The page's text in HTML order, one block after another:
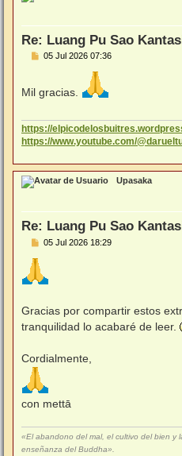
Re: Luang Pu Sao
M
a
05 Jul 2026 07:36
Mil gracias.
https://
https://www.youtube.com/
Upasaka
Re: Luang Pu Sao
M
s
a
05 Jul 2026 18:29
Gracias por compartir estos
tranquilidad lo acabaré de leer.
Cordialmente,
con mettā
«El abandono del mal, el cultivo del bien y
enseñanza del Buddha».